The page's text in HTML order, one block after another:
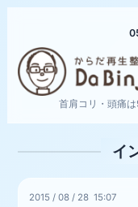
首肩コリ・頭痛
イ
2015 /08 / 28 15:07